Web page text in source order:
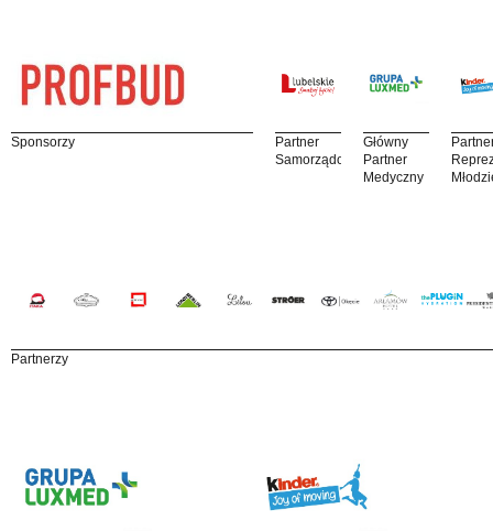
Sponsorzy
Partner
Samorządowy
Główny
Partner
Medyczny
Partnerzy